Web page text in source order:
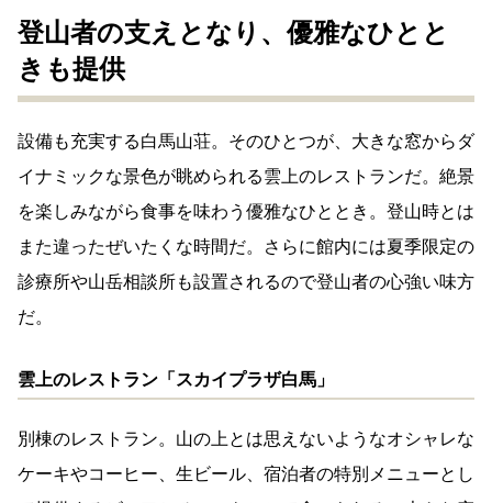
登山者の支えとなり、優雅なひとと
きも提供
設備も充実する白馬山荘。そのひとつが、大きな窓からダ
イナミックな景色が眺められる雲上のレストランだ。絶景
を楽しみながら食事を味わう優雅なひととき。登山時とは
また違ったぜいたくな時間だ。さらに館内には夏季限定の
診療所や山岳相談所も設置されるので登山者の心強い味方
だ。
雲上のレストラン「スカイプラザ白馬」
別棟のレストラン。山の上とは思えないようなオシャレな
ケーキやコーヒー、生ビール、宿泊者の特別メニューとし